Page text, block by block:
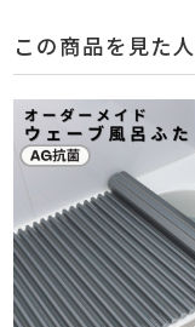
この商品を見た